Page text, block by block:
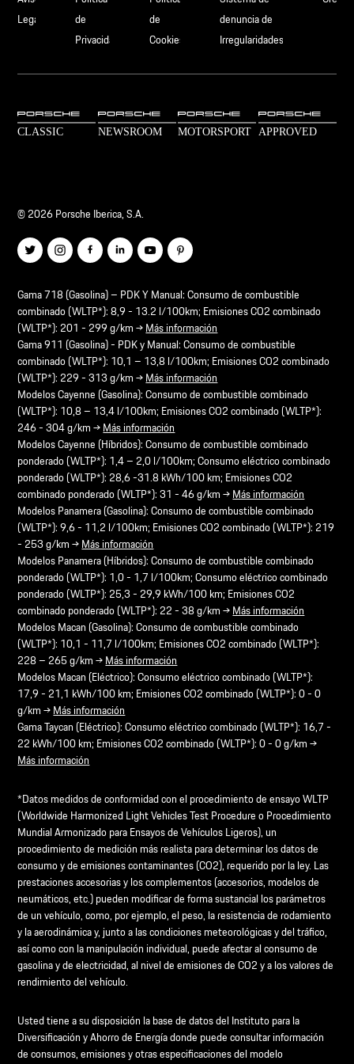
Legal
de
Privacidad
de
Cookies
denuncia de
Irregularidades
© 2026 Porsche Iberica, S.A.
Gama 718 (Gasolina) – PDK Y Manual: Consumo de combustible
combinado (WLTP*): 8,9 - 13.2 l/100km; Emisiones CO2 combinado
(WLTP*): 201 - 299 g/km →Más información
Gama 911 (Gasolina) - PDK y Manual: Consumo de combustible
combinado (WLTP*): 10,1 – 13,8 l/100km; Emisiones CO2 combinado
(WLTP*): 229 - 313 g/km →Más información
Modelos Cayenne (Gasolina): Consumo de combustible combinado
(WLTP*): 10,8 – 13,4 l/100km; Emisiones CO2 combinado (WLTP*):
246 - 304 g/km →Más información
Modelos Cayenne (Híbridos): Consumo de combustible combinado
ponderado (WLTP*): 1,4 – 2,0 l/100km; Consumo eléctrico combinado
ponderado (WLTP*): 28,6 -31.8 kWh/100 km; Emisiones CO2
combinado ponderado (WLTP*): 31 - 46 g/km →Más información
Modelos Panamera (Gasolina): Consumo de combustible combinado
(WLTP*): 9,6 - 11,2 l/100km; Emisiones CO2 combinado (WLTP*): 219
- 253 g/km →Más información
Modelos Panamera (Híbridos): Consumo de combustible combinado
ponderado (WLTP*): 1,0 - 1,7 l/100km; Consumo eléctrico combinado
ponderado (WLTP*): 25,3 - 29,9 kWh/100 km; Emisiones CO2
combinado ponderado (WLTP*): 22 - 38 g/km →Más información
Modelos Macan (Gasolina): Consumo de combustible combinado
(WLTP*): 10,1 - 11,7 l/100km; Emisiones CO2 combinado (WLTP*):
228 – 265 g/km →Más información
Modelos Macan (Eléctrico): Consumo eléctrico combinado (WLTP*):
17,9 - 21,1 kWh/100 km; Emisiones CO2 combinado (WLTP*): 0 - 0
g/km →Más información
Gama Taycan (Eléctrico): Consumo eléctrico combinado (WLTP*): 16,7 -
22 kWh/100 km; Emisiones CO2 combinado (WLTP*): 0 - 0 g/km →
Más información
*Datos medidos de conformidad con el procedimiento de ensayo WLTP
(Worldwide Harmonized Light Vehicles Test Procedure o Procedimiento
Mundial Armonizado para Ensayos de Vehículos Ligeros), un
procedimiento de medición más realista para determinar los datos de
consumo y de emisiones contaminantes (CO2), requerido por la ley. Las
prestaciones accesorias y los complementos (accesorios, modelos de
neumáticos, etc.) pueden modificar de forma sustancial los parámetros
de un vehículo, como, por ejemplo, el peso, la resistencia de rodamiento
y la aerodinámica y, junto a las condiciones meteorológicas y del tráfico,
así como con la manipulación individual, puede afectar al consumo de
gasolina y de electricidad, al nivel de emisiones de CO2 y a los valores de
rendimiento del vehículo.
Usted tiene a su disposición la base de datos del Instituto para la
Diversificación y Ahorro de Energía donde puede consultar información
de consumos, emisiones y otras especificaciones del modelo